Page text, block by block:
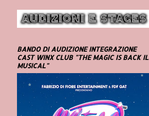
BANDO DI AUDIZIONE INTEGRAZIONE
CAST WINX CLUB "THE MAGIC IS BACK IL
MUSICAL"